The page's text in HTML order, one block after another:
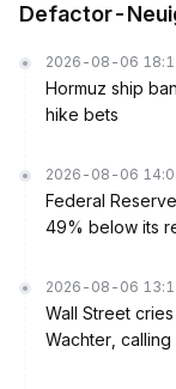
Defactor-
2026-08-06
Hormuz ship
hike bets
2026-08-06
Federal
49% below its
2026-08-06
Wall Street
Wachter, calling